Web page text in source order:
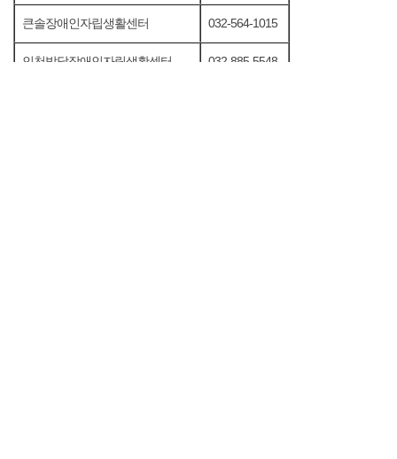
큰솔장애인자립생활센터 032-564-1015
인천발달장애인자립생활센터 032-885-5548